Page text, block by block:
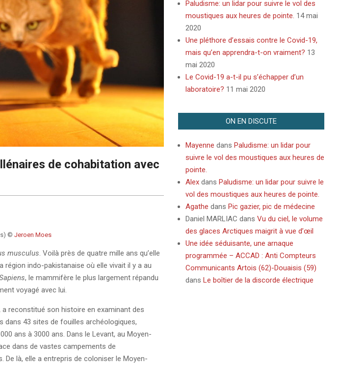
de cohabitation avec
© Jeroen Moes
musculus. Voilà près de quatre mille ans qu’elle
région indo-pakistanaise où elle vivait il y a au
, le mammifère le plus largement répandu
voyagé avec lui.
reconstitué son histoire en examinant des
dans 43 sites de fouilles archéologiques,
ans à 3000 ans. Dans le Levant, au Moyen-
dans de vastes campements de
là, elle a entrepris de coloniser le Moyen-
Paludisme: un lidar pour suivre le vol des
moustiques aux heures de pointe. 14 mai
2020
Une pléthore d’essais contre le Covid-19,
mais qu’en apprendra-t-on vraiment? 13
mai 2020
Le Covid-19 a-t-il pu s’échapper d’un
laboratoire? 11 mai 2020
ON EN DISCUTE
Mayenne dans Paludisme: un lidar pour
suivre le vol des moustiques aux heures de
pointe.
Alexdans Paludisme: un lidar pour suivre le
vol des moustiques aux heures de pointe.
Agathe dans Pic gazier, pic de médecine
Daniel MARLIAC dans Vu du ciel, le volume
des glaces Arctiques maigrit à vue d’œil
Une idée séduisante, une arnaque
programmée – ACCAD : Anti Compteurs
Communicants Artois (62)-Douaisis (59)
dans Le boîtier de la discorde électrique